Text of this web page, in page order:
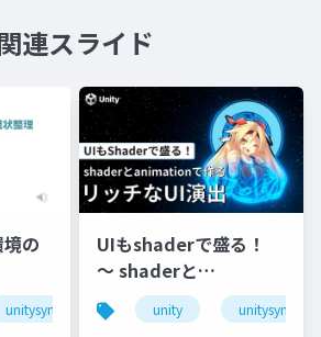
連スライド
の
unitysync
UIもshaderで盛る！
〜 shaderと
animationで作るリッ
チなUI演出
unity unitysync